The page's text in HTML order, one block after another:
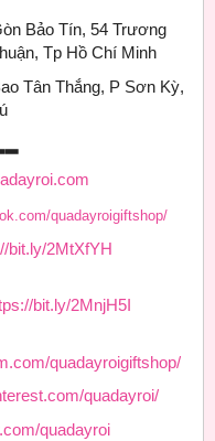
Bảo Tín, 54 Trương
Tp Hồ Chí Minh
Tân Thắng, P Sơn Kỳ,
quadayroigiftshop/
bit.ly/2MtXfYH
bit.ly/2MnjH5I
quadayroigiftshop/
quadayroi/
quadayroi